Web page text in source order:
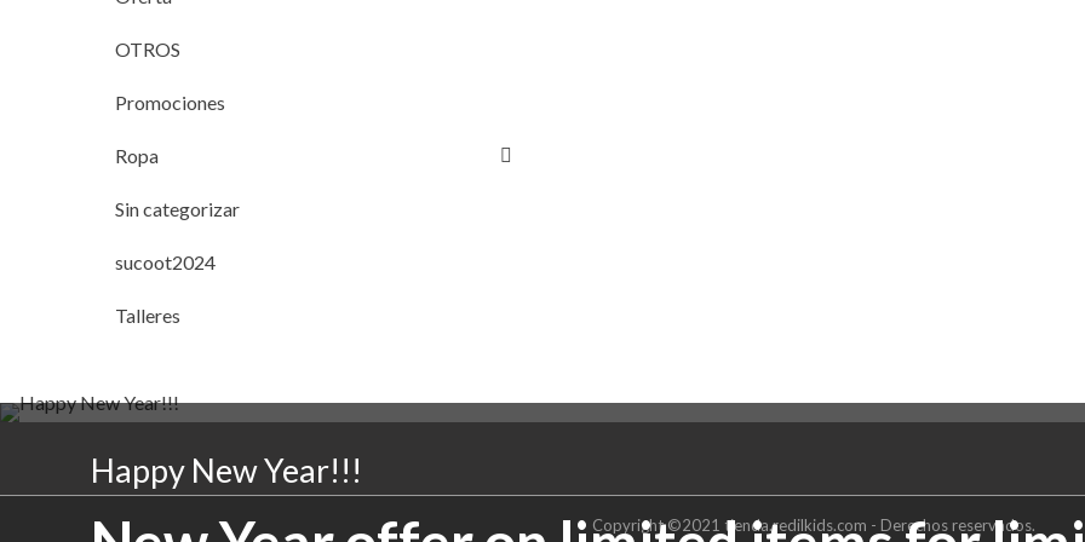
OTROS
Promociones
Ropa
Sin categorizar
sucoot2024
Talleres
Happy New Year!!!
Copyright ©2021 tienda.redilkids.com - Derechos reservados.